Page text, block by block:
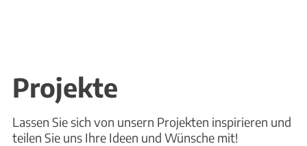
Projekte
Lassen Sie sich von unsern Projekten inspirieren und
teilen Sie uns Ihre Ideen und Wünsche mit!